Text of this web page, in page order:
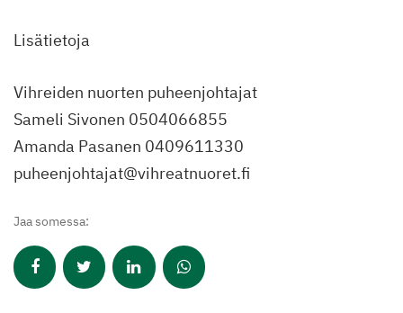
Lisätietoja
Vihreiden nuorten puheenjohtajat
Sameli Sivonen 0504066855
Amanda Pasanen 0409611330
puheenjohtajat@vihreatnuoret.fi
Jaa somessa: